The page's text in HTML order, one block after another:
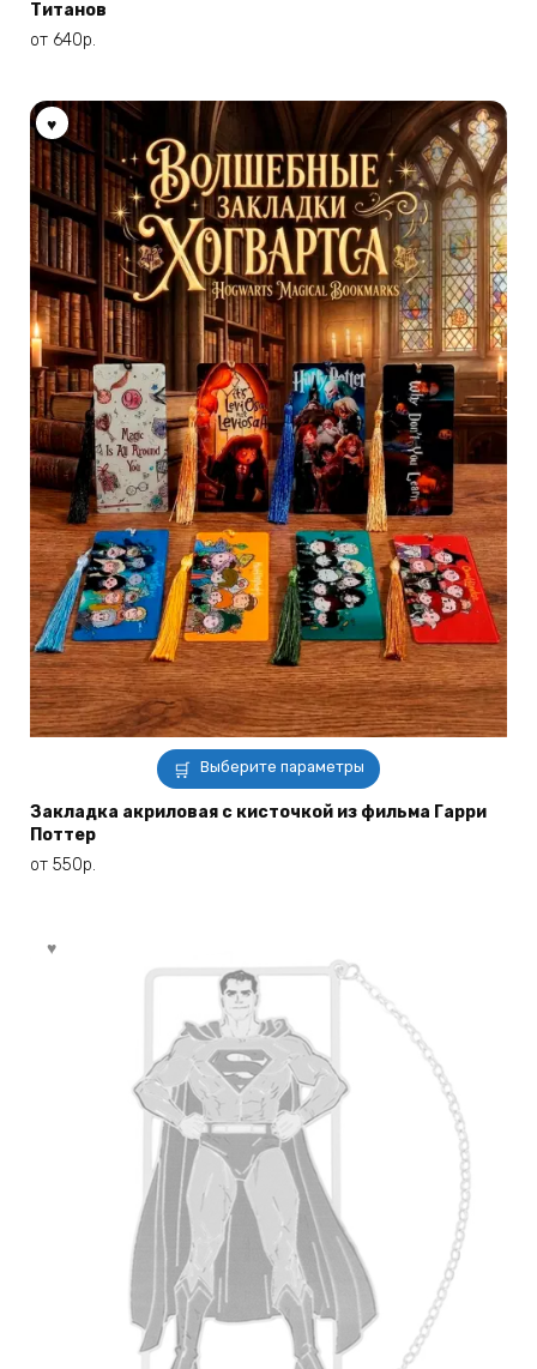
выбрать
странице
товара.
Титанов
от 640р.
Выберите параметры
Этот
товар
имеет
Закладка акриловая с кисточкой из фильма Гарри
Поттер
от 550р.